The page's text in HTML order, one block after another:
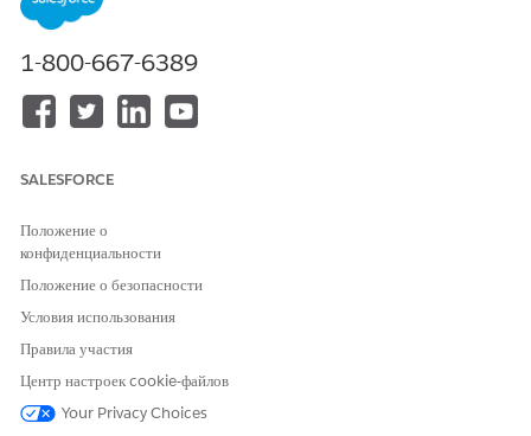
Доступно в версиях: Automotive Cloud, Consumer Goods
Cloud, Education Cloud, Financial Services Cloud,
Government Cloud с Lightning Scheduler, Health Cloud,
Manufacturing Cloud, Nonprofit Cloud и решения Public
Sector.Просмотр доступности версии
ПРИМЕЧАНИЕ
бизнес-требованиями.
Введите строку «Потоки» в поле «Быстрый поиск» меню
«Настройка» и выберите пункт «
Нажмите «Обновить статус плана действий
Чтобы создать копию данного шаблона потока, нажмите кнопку
«
Сохранить как новый поток
1-800-667-6389
SALESFORCE
Положение о
конфиденциальности
Положение о безопасности
Условия использования
Правила участия
Центр настроек cookie-файлов
Your Privacy Choices